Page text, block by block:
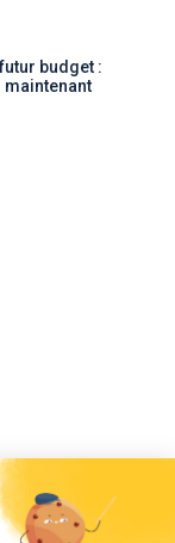
budget :
maintenant